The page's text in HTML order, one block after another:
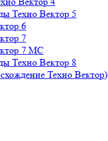
Техно Вектор 5
6
7
7 МС
Техно Вектор 8
Техно Вектор)